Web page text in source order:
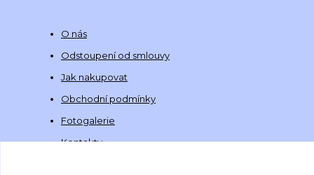
O nás
Odstoupení od smlouvy
Jak nakupovat
Obchodní podmínky
Fotogalerie
Kontakty